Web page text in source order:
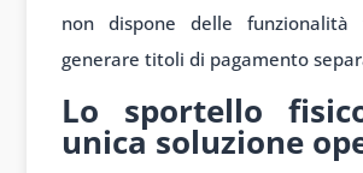
non dispone delle funzionalità
generare titoli di pagamento
Lo sportello
unica soluzione